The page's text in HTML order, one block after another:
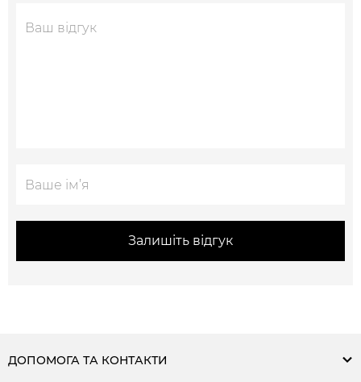
Залишіть відгук
ДОПОМОГА ТА КОНТАКТИ